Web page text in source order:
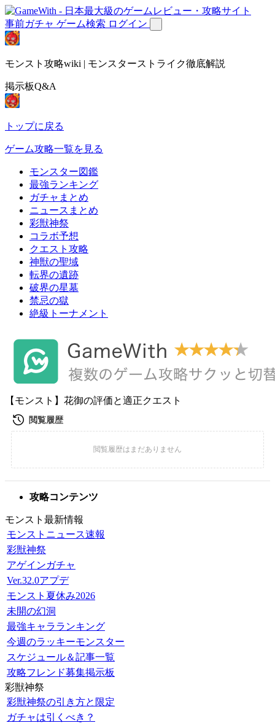
事前ガチャ ゲーム検索 ログイン
モンスト攻略wiki | モンスターストライク徹底解説
掲示板Q&A
トップに戻る
ゲーム攻略一覧を見る
モンスター図鑑
最強ランキング
ガチャまとめ
ニュースまとめ
彩獣神祭
コラボ予想
クエスト攻略
神獣の聖域
転界の遺跡
破界の星墓
禁忌の獄
絶級トーナメント
【モンスト】花御の評価と適正クエスト
攻略コンテンツ
モンスト最新情報
モンストニュース速報
彩獣神祭
アゲインガチャ
Ver.32.0アプデ
モンスト夏休み2026
未開の幻洞
最強キャラランキング
今週のラッキーモンスター
スケジュール＆記事一覧
攻略フレンド募集掲示板
彩獣神祭
彩獣神祭の引き方と限定
ガチャは引くべき？